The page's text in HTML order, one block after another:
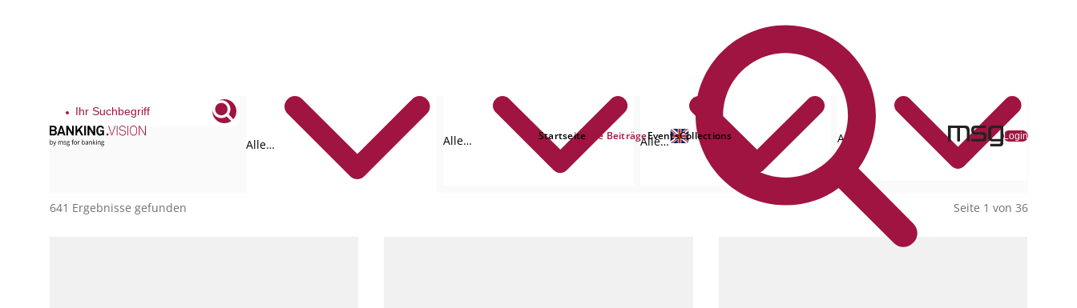
Startseite Alle BeiträgeEventsCollections Login
Alle
Alle
Alle
Alle
Collections
641 Ergebnisse gefunden Seite 1 von 36